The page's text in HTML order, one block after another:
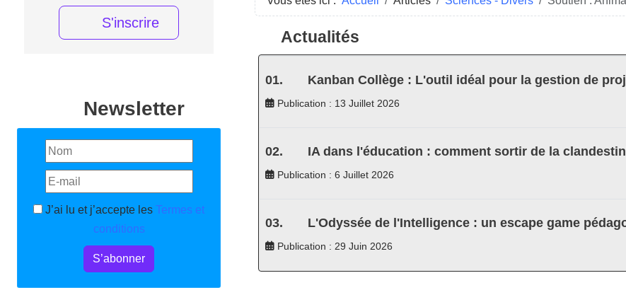
S'inscrire
Newsletter
J’ai lu et j’accepte les Termes et
conditions
S’abonner
Actualités
Kanban Collège : L'outil idéal pour la gestion de
Publication : 13 Juillet 2026
IA dans l'éducation : comment sortir de la
Publication : 6 Juillet 2026
L'Odyssée de l'Intelligence : un escape game
Publication : 29 Juin 2026